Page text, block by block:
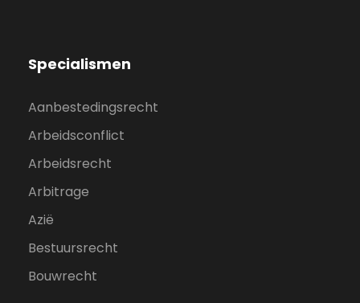
Specialismen
Aanbestedingsrecht
Arbeidsconflict
Arbeidsrecht
Arbitrage
Azië
Bestuursrecht
Bouwrecht